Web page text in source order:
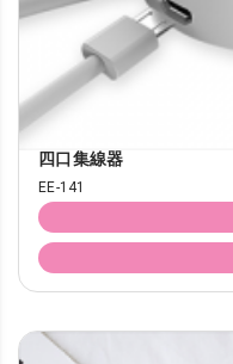
四口集線器
EE-141